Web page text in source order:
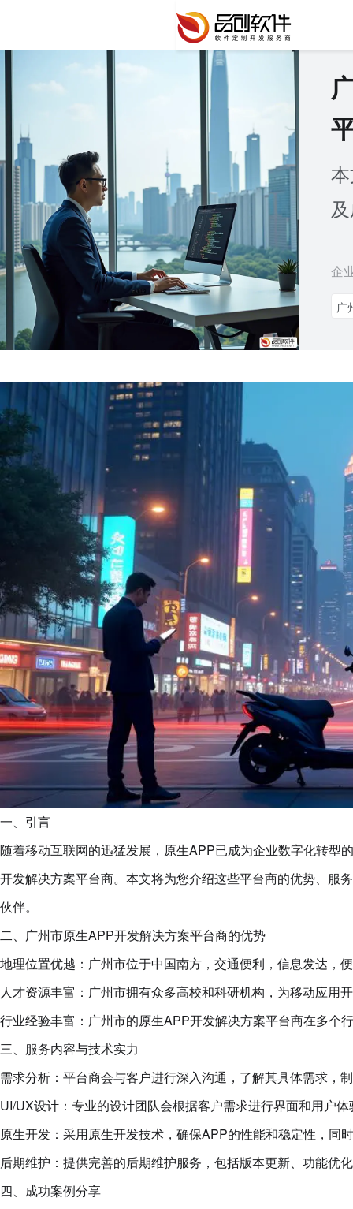
企
广
一、引言
随着移动互联网的迅猛发展，原生APP已成为企业数字化转型
开发解决方案平台商。本文将为您介绍这些平台商的优势、服
伙伴。
二、广州市原生APP开发解决方案平台商的优势
地理位置优越：广州市位于中国南方，交通便利，信息发达，
人才资源丰富：广州市拥有众多高校和科研机构，为移动应用
行业经验丰富：广州市的原生APP开发解决方案平台商在多个
三、服务内容与技术实力
需求分析：平台商会与客户进行深入沟通，了解其具体需求，
UI/UX设计：专业的设计团队会根据客户需求进行界面和用户
原生开发：采用原生开发技术，确保APP的性能和稳定性，同
后期维护：提供完善的后期维护服务，包括版本更新、功能优
四、成功案例分享